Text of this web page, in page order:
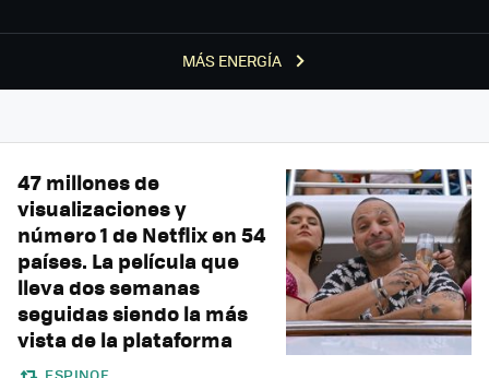
MÁS ENERGÍA
47 millones de
visualizaciones y
número 1 de Netflix en 54
países. La película que
lleva dos semanas
seguidas siendo la más
vista de la plataforma
ESPINOF